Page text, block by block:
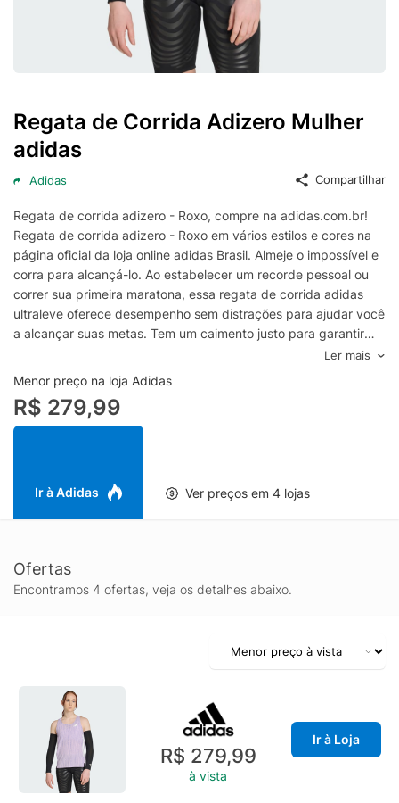
Regata de Corrida Adizero Mulher
adidas
Adidas Compartilhar
Regata de corrida adizero - Roxo, compre na adidas.com.br!
Regata de corrida adizero - Roxo em vários estilos e cores na
página oficial da loja online adidas Brasil. Almeje o impossível e
corra para alcançá-lo. Ao estabelecer um recorde pessoal ou
correr sua primeira maratona, essa regata de corrida adidas
ultraleve oferece desempenho sem distrações para ajudar você
a alcançar suas metas. Tem um caimento justo para garantir
uma sensação praticamente imperceptível, e o tecido é
perfurado para manter o ar circulando. As costuras laterais são
deslocadas para a frente e os pontos de atrito são cobertos
com fita para reduzir a fricção e a irritação.
Ler mais
Menor preço na loja Adidas
R$ 279,99
Ir à Adidas Ver preços em 4 lojas
Ofertas
Encontramos 4 ofertas, veja os detalhes abaixo.
R$ 279,99
à vista
Ir à Loja